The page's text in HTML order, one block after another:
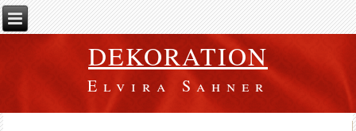
DEKORATION
Elvira Sahner